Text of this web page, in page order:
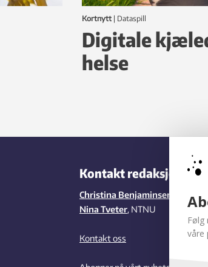
Kortnytt | dataspill
Digitale
helse
Kontakt redaksjonen
Christina Benjaminsen
SINTEF
Nina Tveter, NTNU
Kontakt oss
Følg
våre